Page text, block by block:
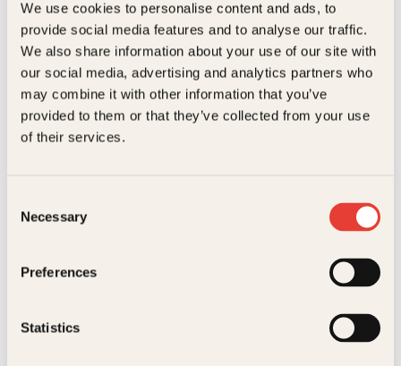
We use cookies to personalise content and ads, to
provide social media features and to analyse our traffic.
We also share information about your use of our site with
our social media, advertising and analytics partners who
may combine it with other information that you’ve
provided to them or that they’ve collected from your use
of their services.
Selection
Necessary
Preferences
Statistics
Karin Härjegård
Pianisten ved fjellvannet
Pocket239krKjøp
Tilbud!
Syersken og friheten